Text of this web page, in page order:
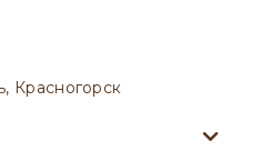
Красногорск